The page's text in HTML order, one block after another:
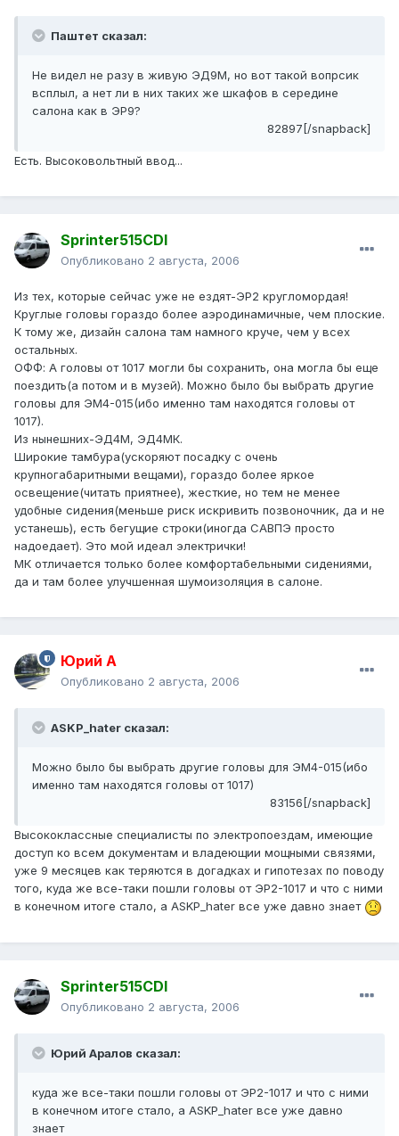
Паштет сказал:
Не видел не разу в живую ЭД9М, но вот такой вопрсик
всплыл, а нет ли в них таких же шкафов в середине
салона как в ЭР9?
82897[/snapback]
Есть. Высоковольтный ввод...
Sprinter515CDI
Опубликовано 2 августа, 2006
Из тех, которые сейчас уже не ездят-ЭР2 кругломордая!
Круглые головы гораздо более аэродинамичные, чем плоские.
К тому же, дизайн салона там намного круче, чем у всех
остальных.
ОФФ: А головы от 1017 могли бы сохранить, она могла бы еще
поездить(а потом и в музей). Можно было бы выбрать другие
головы для ЭМ4-015(ибо именно там находятся головы от
1017).
Из нынешних-ЭД4М, ЭД4МК.
Широкие тамбура(ускоряют посадку с очень
крупногабаритными вещами), гораздо более яркое
освещение(читать приятнее), жесткие, но тем не менее
удобные сидения(меньше риск искривить позвоночник, да и не
устанешь), есть бегущие строки(иногда САВПЭ просто
надоедает). Это мой идеал электрички!
МК отличается только более комфортабельными сидениями,
да и там более улучшенная шумоизоляция в салоне.
Юрий А
Опубликовано 2 августа, 2006
ASKP_hater сказал:
Можно было бы выбрать другие головы для ЭМ4-015(ибо
именно там находятся головы от 1017)
83156[/snapback]
Высококлассные специалисты по электропоездам, имеющие
доступ ко всем документам и владеющии мощными связями,
уже 9 месяцев как теряются в догадках и гипотезах по поводу
того, куда же все-таки пошли головы от ЭР2-1017 и что с ними
в конечном итоге стало, а ASKP_hater все уже давно знает
Sprinter515CDI
Опубликовано 2 августа, 2006
Юрий Аралов сказал:
куда же все-таки пошли головы от ЭР2-1017 и что с ними
в конечном итоге стало, а ASKP_hater все уже давно
знает